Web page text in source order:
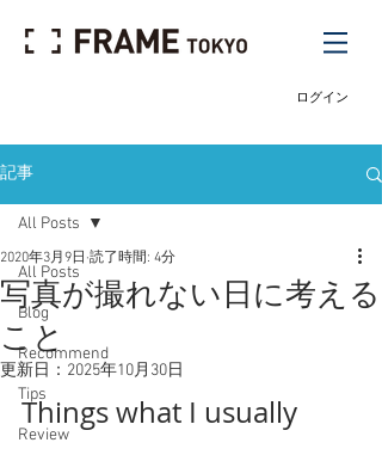
ログイン
記事
All Posts
Blog
Recommend
Tips
Review
All Posts
写真が撮れない日に考える
こと
2020年3月9日 読了時間: 4分
更新日： 2025年10月30日
Things what I usually